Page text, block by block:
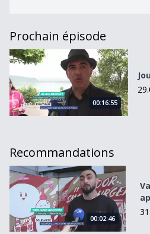
Prochain épisode
Journal du 29 juin 2023
00:16:55
Recommandations
Vague de succès pour les
00:02:46